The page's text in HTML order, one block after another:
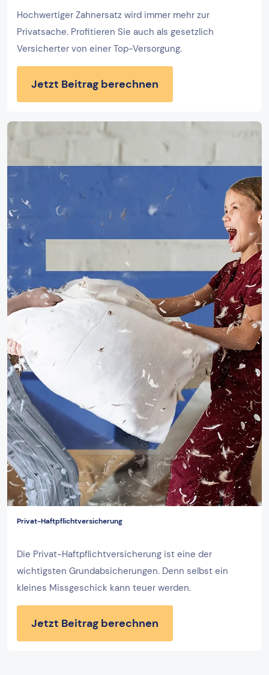
Hochwertiger Zahnersatz wird immer mehr zur
Privatsache. Profitieren Sie auch als gesetzlich
Versicherter von einer Top-Versorgung.
Jetzt Beitrag berechnen
Privat-Haftpflichtversicherung
Die Privat-Haftpflichtversicherung ist eine der
wichtigsten Grundabsicherungen. Denn selbst ein
kleines Missgeschick kann teuer werden.
Jetzt Beitrag berechnen